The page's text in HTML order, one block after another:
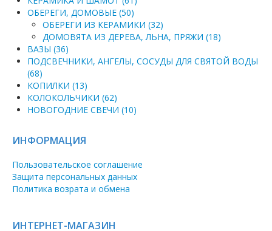
ОБЕРЕГИ, ДОМОВЫЕ (50)
ОБЕРЕГИ ИЗ КЕРАМИКИ (32)
ДОМОВЯТА ИЗ ДЕРЕВА, ЛЬНА, ПРЯЖИ (18)
ВАЗЫ (36)
ПОДСВЕЧНИКИ, АНГЕЛЫ, СОСУДЫ ДЛЯ СВЯТОЙ ВОДЫ
(68)
КОПИЛКИ (13)
КОЛОКОЛЬЧИКИ (62)
НОВОГОДНИЕ СВЕЧИ (10)
ИНФОРМАЦИЯ
Пользовательское соглашение
Защита персональных данных
Политика возрата и обмена
ИНТЕРНЕТ-МАГАЗИН